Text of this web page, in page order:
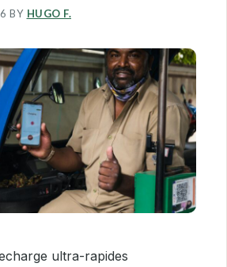
BY HUGO F.
ultra-rapides